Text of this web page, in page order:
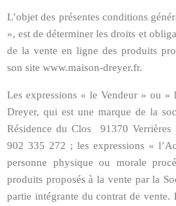
L’objet des présentes conditions
», est de déterminer les droits et
de la vente en ligne des produits
son site www.maison-dreyer.fr.
Les expressions « le Vendeur » ou «
Dreyer, qui est une marque de la
Résidence du Clos 91370
902 335 272 ; les expressions «
personne physique ou morale
produits proposés à la vente par la
partie intégrante du contrat de vente.